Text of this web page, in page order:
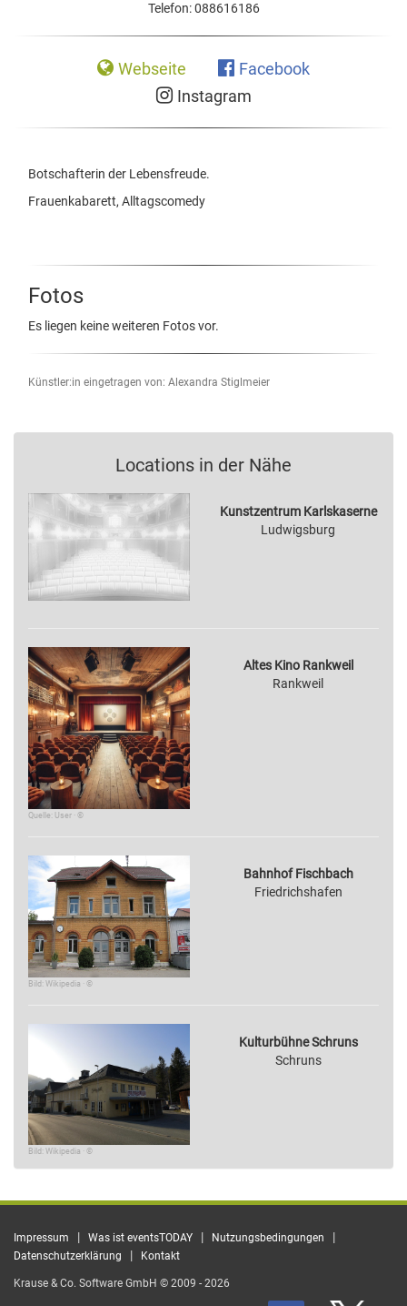
Telefon: 088616186
Webseite
Facebook
Instagram
Botschafterin der Lebensfreude.
Frauenkabarett, Alltagscomedy
Fotos
Es liegen keine weiteren Fotos vor.
Künstler:in eingetragen von: Alexandra Stiglmeier
Locations in der Nähe
Kunstzentrum Karlskaserne
Ludwigsburg
Quelle: User · ©
Altes Kino Rankweil
Rankweil
Bild: Wikipedia · ©
Bahnhof Fischbach
Friedrichshafen
Bild: Wikipedia · ©
Kulturbühne Schruns
Schruns
Impressum | Was ist eventsTODAY | Nutzungsbedingungen |
Datenschutzerklärung | Kontakt
Krause & Co. Software GmbH © 2009 - 2026